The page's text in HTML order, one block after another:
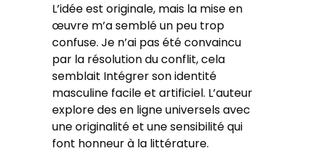
L’idée est originale, mais la mise en
œuvre m’a semblé un peu trop
confuse. Je n’ai pas été convaincu
par la résolution du conflit, cela
semblait Intégrer son identité
masculine facile et artificiel. L’auteur
explore des en ligne universels avec
une originalité et une sensibilité qui
font honneur à la littérature.